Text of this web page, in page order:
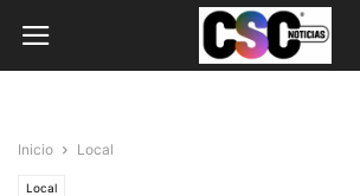
Inicio Local
Local